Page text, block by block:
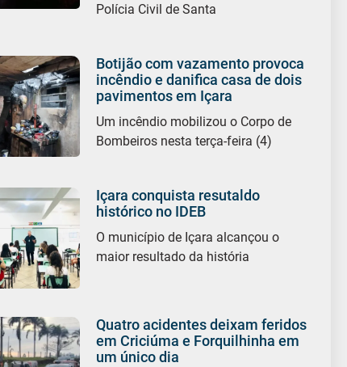
Polícia Civil de Santa
Botijão com vazamento provoca
incêndio e danifica casa de dois
pavimentos em Içara
Um incêndio mobilizou o Corpo de
Bombeiros nesta terça-feira (4)
Içara conquista resutaldo
histórico no IDEB
O município de Içara alcançou o
maior resultado da história
Quatro acidentes deixam feridos
em Criciúma e Forquilhinha em
um único dia